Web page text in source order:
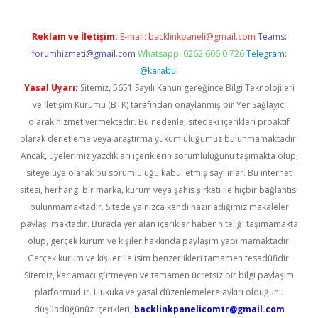
Reklam ve İletişim: E-mail: backlinkpaneli@gmail.com Teams:
forumhizmeti@gmail.com Whatsapp: 0262 606 0 726 Telegram:
@karabul
Yasal Uyarı: Sitemiz, 5651 Sayılı Kanun gereğince Bilgi Teknolojileri
ve İletişim Kurumu (BTK) tarafından onaylanmış bir Yer Sağlayıcı
olarak hizmet vermektedir. Bu nedenle, sitedeki içerikleri proaktif
olarak denetleme veya araştırma yükümlülüğümüz bulunmamaktadır.
Ancak, üyelerimiz yazdıkları içeriklerin sorumluluğunu taşımakta olup,
siteye üye olarak bu sorumluluğu kabul etmiş sayılırlar. Bu internet
sitesi, herhangi bir marka, kurum veya şahıs şirketi ile hiçbir bağlantısı
bulunmamaktadır. Sitede yalnızca kendi hazırladığımız makaleler
paylaşılmaktadır. Burada yer alan içerikler haber niteliği taşımamakta
olup, gerçek kurum ve kişiler hakkında paylaşım yapılmamaktadır.
Gerçek kurum ve kişiler ile isim benzerlikleri tamamen tesadüfidir.
Sitemiz, kar amacı gütmeyen ve tamamen ücretsiz bir bilgi paylaşım
platformudur. Hukuka ve yasal düzenlemelere aykırı olduğunu
düşündüğünüz içerikleri, backlinkpanelicomtr@gmail.com